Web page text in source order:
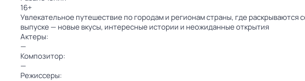
16+
Увлекательное путешествие по городам и регионам страны, где
выпуске — новые вкусы, интересные истории и неожиданные открытия
Актеры:
—
Композитор:
—
Режиссеры: